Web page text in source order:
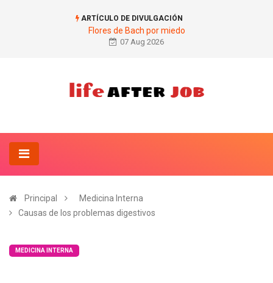
ARTÍCULO DE DIVULGACIÓN
Flores de Bach por miedo
07 Aug 2026
Principal
Medicina Interna
Causas de los problemas digestivos
MEDICINA INTERNA